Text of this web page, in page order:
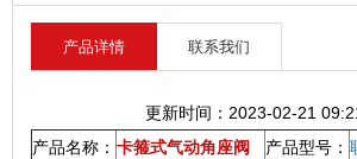
产品详情 联系我们
更新时间：2023-02-21
产品名称： 卡箍式气动角座阀 产品型号：